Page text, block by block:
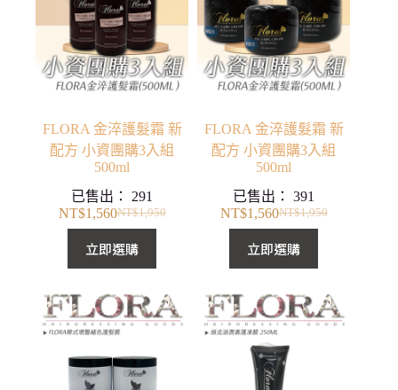
FLORA 金淬護髮霜 新
配方 小資團購3入組
500ml
已售出： 291
NT$1,950
始
價
NT$1,950。
NT$1,560
前
價
NT$1,560。
立即選購
FLORA 金淬護髮霜 新
配方 小資團購3入組
500ml
已售出：391
NT$1,950
始
價
NT$1,950。
NT$1,560
前
價
NT$1,560。
立即選購